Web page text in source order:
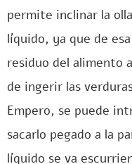
permite inclinar la
líquido, ya que de
residuo del alimento
de ingerir las
Empero, se puede
sacarlo pegado a la
líquido se va